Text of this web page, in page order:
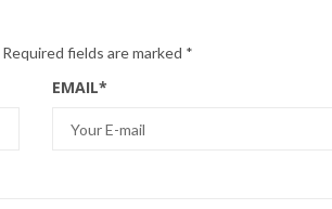
Required fields are marked *
EMAIL*